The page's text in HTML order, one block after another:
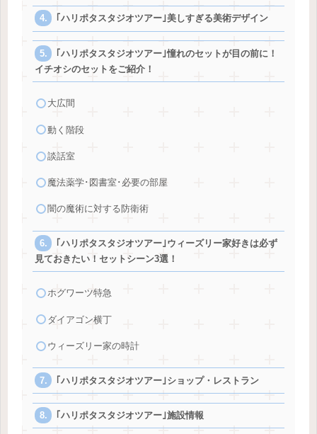
｢ハリポタスタジオツアー｣美しすぎる美術デザイン
｢ハリポタスタジオツアー｣憧れのセットが目の前に！
イチオシのセットをご紹介！
大広間
動く階段
談話室
魔法薬学･図書室･必要の部屋
闇の魔術に対する防衛術
｢ハリポタスタジオツアー｣ウィーズリー家好きは必ず
見ておきたい！セットシーン3選！
ホグワーツ特急
ダイアゴン横丁
ウィーズリー家の時計
｢ハリポタスタジオツアー｣ショップ・レストラン
｢ハリポタスタジオツアー｣施設情報